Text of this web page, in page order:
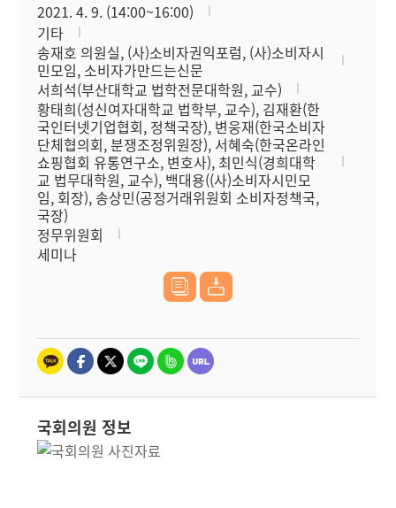
2021. 4. 9. (14:00~16:00)
기타
송재호 의원실, (사)소비자권익포럼, (사)소비자시
민모임, 소비자가만드는신문
서희석(부산대학교 법학전문대학원, 교수)
황태희(성신여자대학교 법학부, 교수), 김재환(한
국인터넷기업협회, 정책국장), 변웅재(한국소비자
단체협의회, 분쟁조정위원장), 서혜숙(한국온라인
쇼핑협회 유통연구소, 변호사), 최민식(경희대학
교 법무대학원, 교수), 백대용((사)소비자시민모
임, 회장), 송상민(공정거래위원회 소비자정책국,
국장)
정무위원회
세미나
국회의원 정보